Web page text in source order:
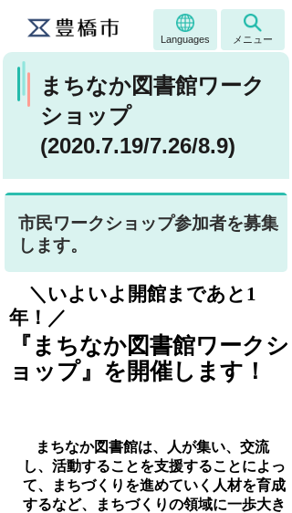
Languages メニュー
まちなか図書館ワーク
ショップ
(2020.7.19/7.26/8.9)
市民ワークショップ参加者を募集
します。
＼いよいよ開館まであと 1
年！／
『まちなか図書館ワークシ
ョップ』を開催します！
まちなか図書館は、人が集い、交流
し、活動することを支援することによっ
て、まちづくりを進めていく人材を育成
するなど、まちづくりの領域に一歩大き